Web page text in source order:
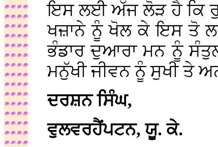
ਇਸ ਲਈ ਅੱਜ ਲੋੜ ਹੈ ਕਿ
ਖਜ਼ਾਨੇ ਨੂੰ ਖੋਲ ਕੇ ਇਸ ਤੋ
ਭੰਡਾਰ ਦੁਆਰਾ ਮਨ ਨੂੰ
ਮਨੁੱਖੀ ਜੀਵਨ ਨੂੰ ਸੁਖੀ ਤੇ
ਦਰਸ਼ਨ ਸਿੰਘ,
ਵੁਲਵਰਹੈਂਪਟਨ, ਯੂ. ਕੇ.